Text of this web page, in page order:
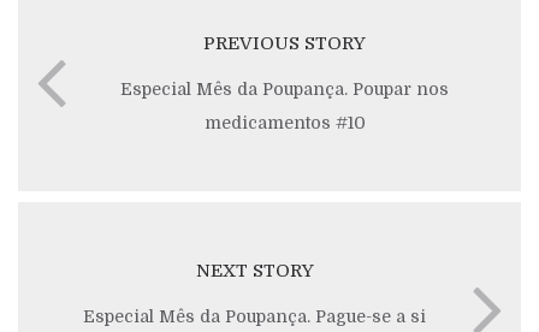
PREVIOUS STORY
Especial Mês da Poupança. Poupar nos
medicamentos #10
NEXT STORY
Especial Mês da Poupança. Pague-se a si